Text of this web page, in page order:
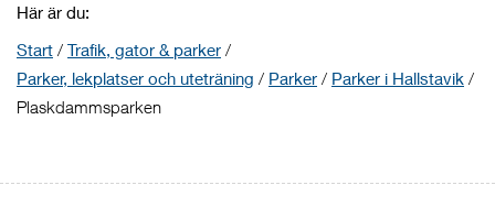
Här är du:
Start / Trafik, gator & parker /
Parker, lekplatser och uteträning / Parker / Parker i Hallstavik /
Plaskdammsparken